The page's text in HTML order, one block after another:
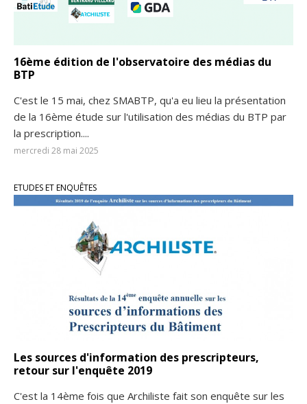
16ème édition de l'observatoire des médias du
BTP
C'est le 15 mai, chez SMABTP, qu'a eu lieu la présentation
de la 16ème étude sur l'utilisation des médias du BTP par
la prescription....
mercredi 28 mai 2025
ETUDES ET ENQUÊTES
Les sources d'information des prescripteurs,
retour sur l'enquête 2019
C'est la 14ème fois que Archiliste fait son enquête sur les